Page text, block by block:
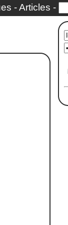
-Articles -